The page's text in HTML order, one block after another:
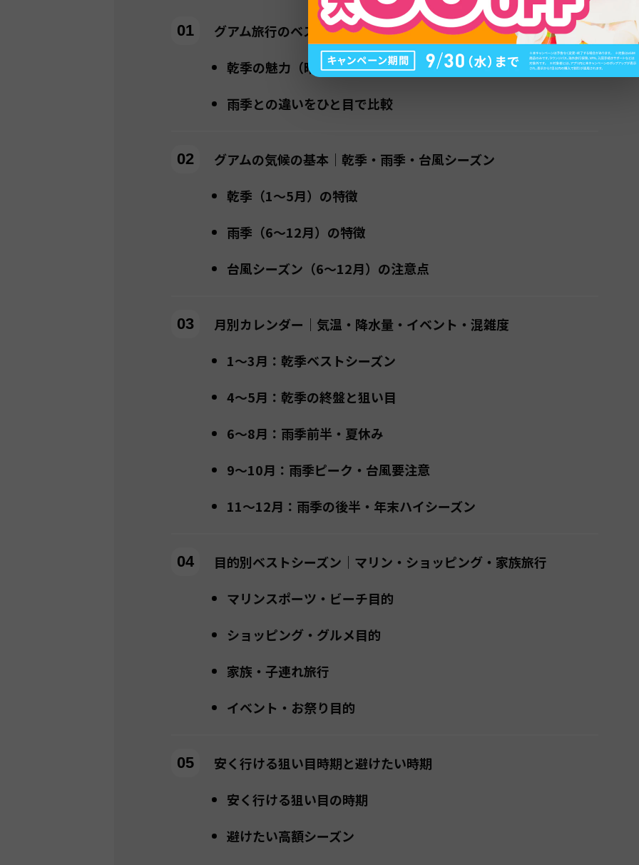
グアム旅行のベストシーズンは乾季（1〜5月）
乾季の魅力（晴天率・湿度・海況）
雨季との違いをひと目で比較
グアムの気候の基本｜乾季・雨季・台風シーズン
乾季（1〜5月）の特徴
雨季（6〜12月）の特徴
台風シーズン（6〜12月）の注意点
月別カレンダー｜気温・降水量・イベント・混雑度
1〜3月：乾季ベストシーズン
4〜5月：乾季の終盤と狙い目
6〜8月：雨季前半・夏休み
9〜10月：雨季ピーク・台風要注意
11〜12月：雨季の後半・年末ハイシーズン
目的別ベストシーズン｜マリン・ショッピング・家族旅行
マリンスポーツ・ビーチ目的
ショッピング・グルメ目的
家族・子連れ旅行
イベント・お祭り目的
安く行ける狙い目時期と避けたい時期
安く行ける狙い目の時期
避けたい高額シーズン